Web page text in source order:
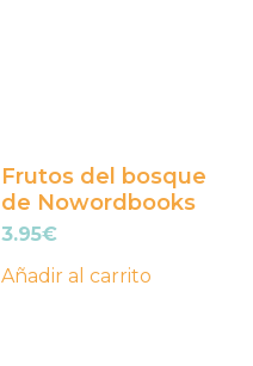
Frutos del bosque
de Nowordbooks
3.95€
Añadir al carrito